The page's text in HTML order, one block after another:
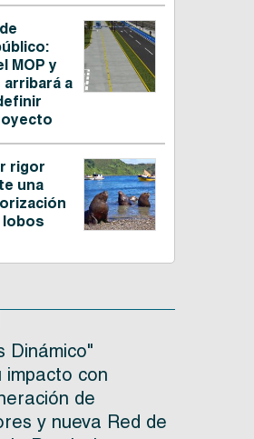
MOP y
a
rigor
una
lobos
Dinámico"
impacto con
de
y nueva Red de